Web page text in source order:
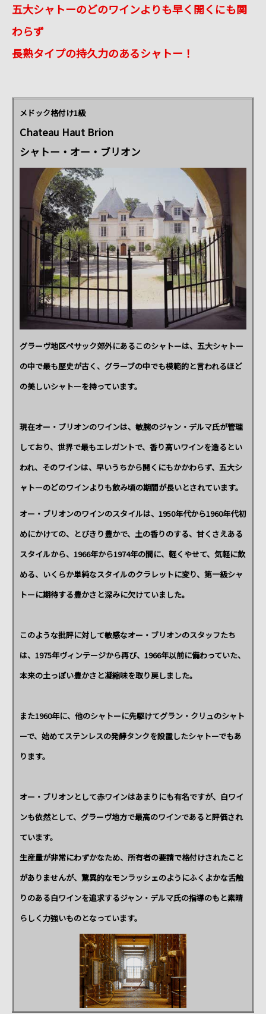
五大シャトーのどのワインよりも早く開くにも関
わらず
長熟タイプの持久力のあるシャトー！
メドック格付け1級
Chateau Haut Brion
シャトー・オー・ブリオン
グラーヴ地区ペサック郊外にあるこのシャトーは、五大シャトー
の中で最も歴史が古く、グラーブの中でも模範的と言われるほど
の美しいシャトーを持っています。
現在オー・ブリオンのワインは、敏腕のジャン・デルマ氏が管理
しており、世界で最もエレガントで、香り高いワインを造るとい
われ、そのワインは、早いうちから開くにもかかわらず、五大シ
ャトーのどのワインよりも飲み頃の期間が長いとされています。
オー・ブリオンのワインのスタイルは、1950年代から1960年代初
めにかけての、とびきり豊かで、土の香りのする、甘くさえある
スタイルから、1966年から1974年の間に、軽くやせて、気軽に飲
める、いくらか単純なスタイルのクラレットに変り、第一級シャ
トーに期待する豊かさと深みに欠けていました。
このような批評に対して敏感なオー・ブリオンのスタッフたち
は、1975年ヴィンテージから再び、1966年以前に備わっていた、
本来の土っぽい豊かさと凝縮味を取り戻しました。
また1960年に、他のシャトーに先駆けてグラン・クリュのシャト
ーで、始めてステンレスの発酵タンクを設置したシャトーでもあ
ります。
オー・ブリオンとして赤ワインはあまりにも有名ですが、白ワイ
ンも依然として、グラーヴ地方で最高のワインであると評価され
ています。
生産量が非常にわずかなため、所有者の要請で格付けされたこと
がありませんが、驚異的なモンラッシェのようにふくよかな舌触
りのある白ワインを追求するジャン・デルマ氏の指導のもと素晴
らしく力強いものとなっています。